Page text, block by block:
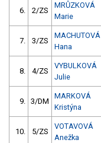
6. 2/ZS
MRŮZKOVÁ
Marie
7. 3/ZS
MACHUTOVÁ
Hana
8. 4/ZS
VYBULKOVÁ
Julie
9. 3/DM
MARKOVÁ
Kristýna
10. 5/ZS
VOTAVOVÁ
Anežka